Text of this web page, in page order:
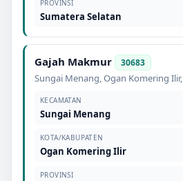
PROVINSI
Sumatera Selatan
Gajah Makmur 30683
Sungai Menang,Ogan Komering Ilir,
KECAMATAN
Sungai Menang
KOTA/KABUPATEN
Ogan Komering Ilir
PROVINSI